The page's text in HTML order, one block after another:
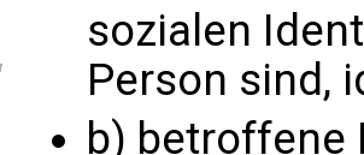
sozialen
Person sind,
b) betroffene